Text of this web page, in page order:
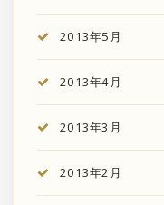
2013年5月
2013年4月
2013年3月
2013年2月